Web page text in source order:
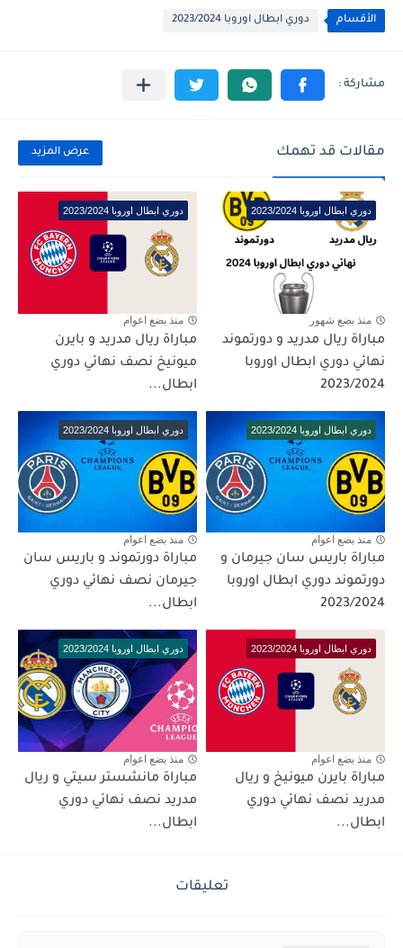
الأقسام دوري ابطال اوروبا 2023/2024
مقالات قد تهمك عرض المزيد
دوري ابطال اوروبا 2023/2024
منذ بضع شهور
مباراة ريال مدريد و دورتموند
نهائي دوري ابطال اوروبا
2023/2024
دوري ابطال اوروبا 2023/2024
منذ بضع اعوام
مباراة ريال مدريد و بايرن
ميونيخ نصف نهائي دوري
ابطال...
دوري ابطال اوروبا 2023/2024
منذ بضع اعوام
مباراة باريس سان جيرمان و
دورتموند دوري ابطال اوروبا
2023/2024
دوري ابطال اوروبا 2023/2024
منذ بضع اعوام
مباراة دورتموند و باريس سان
جيرمان نصف نهائي دوري
ابطال...
دوري ابطال اوروبا 2023/2024
منذ بضع اعوام
مباراة بايرن ميونيخ و ريال
مدريد نصف نهائي دوري
ابطال...
دوري ابطال اوروبا 2023/2024
منذ بضع اعوام
مباراة مانشستر سيتي و ريال
مدريد نصف نهائي دوري
ابطال...
تعليقات